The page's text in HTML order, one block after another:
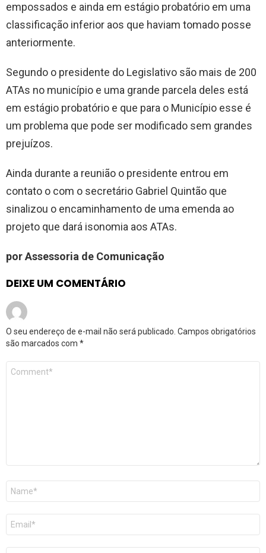
empossados e ainda em estágio probatório em uma
classificação inferior aos que haviam tomado posse
anteriormente.
Segundo o presidente do Legislativo são mais de 200
ATAs no município e uma grande parcela deles está
em estágio probatório e que para o Município esse é
um problema que pode ser modificado sem grandes
prejuízos.
Ainda durante a reunião o presidente entrou em
contato o com o secretário Gabriel Quintão que
sinalizou o encaminhamento de uma emenda ao
projeto que dará isonomia aos ATAs.
por Assessoria de Comunicação
DEIXE UM COMENTÁRIO
O seu endereço de e-mail não será publicado. Campos obrigatórios
são marcados com *
Comentário
Nome
E-
mail
*